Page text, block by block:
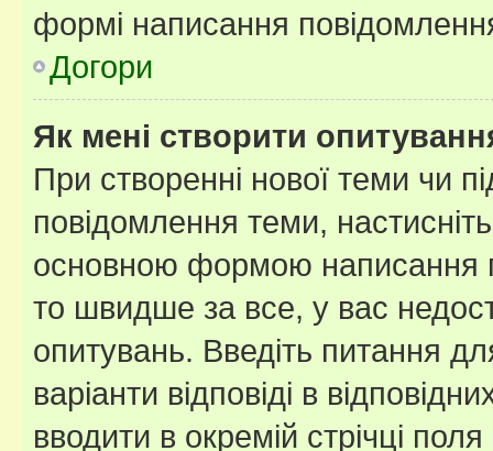
формі написання
Догори
Як мені створити
При створенні нової теми чи
повідомлення теми,
основною формою написання
то швидше за все, у вас
опитувань. Введіть питання
варіанти відповіді в
вводити в окремій стрічці